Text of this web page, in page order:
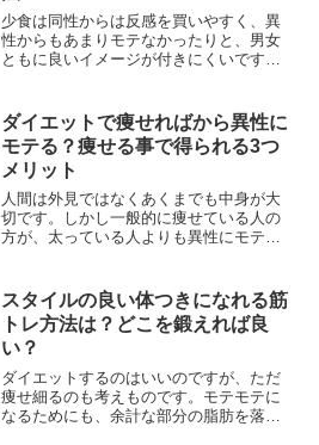
少食は同性からは反感を買いやすく、異
性からもあまりモテなかったりと、男女
ともに良いイメージが付きにくいです。
がないことでしょう。今回は少食ぶって
嫌われないための方法をご...
ダイエットで痩せればから異性に
モテる？痩せる事で得られる3つ
メリット
人間は外見ではなくあくまでも中身が大
切です。しかし一般的に痩せている人の
方が、太っている人よりも異性にモテモ
では痩せていることに対するメリットを
３つ、紹介します。男性の...
スタイルの良い体つきになれる筋
トレ方法は？どこを鍛えれば良
い？
ダイエットするのはいいのですが、ただ
痩せ細るのも考えものです。モテモテに
なるためにも、余計な部分の脂肪を落と